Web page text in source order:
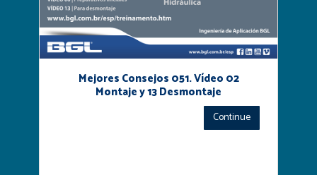
Mejores Consejos 051. Vídeo 02
Montaje y 13 Desmontaje
Continue